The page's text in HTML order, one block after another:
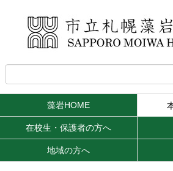
藻岩HOME
在校生・保護者の方へ
地域の方へ